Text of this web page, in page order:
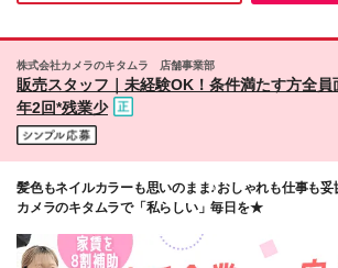
歴・年齢を考慮し、当社規定に
【実在する社員の年収モデル】
年収820万円（40歳） 【入社時の想定年収】 330万円
株式会社カメラのキタムラ 店舗事業部
販売スタッフ｜未経験OK！条件満たす方全
年2回*残業少
髪色もネイルカラーも思いのまま♪おしゃれも仕事も妥
カメラのキタムラで「私らしい」毎日を★